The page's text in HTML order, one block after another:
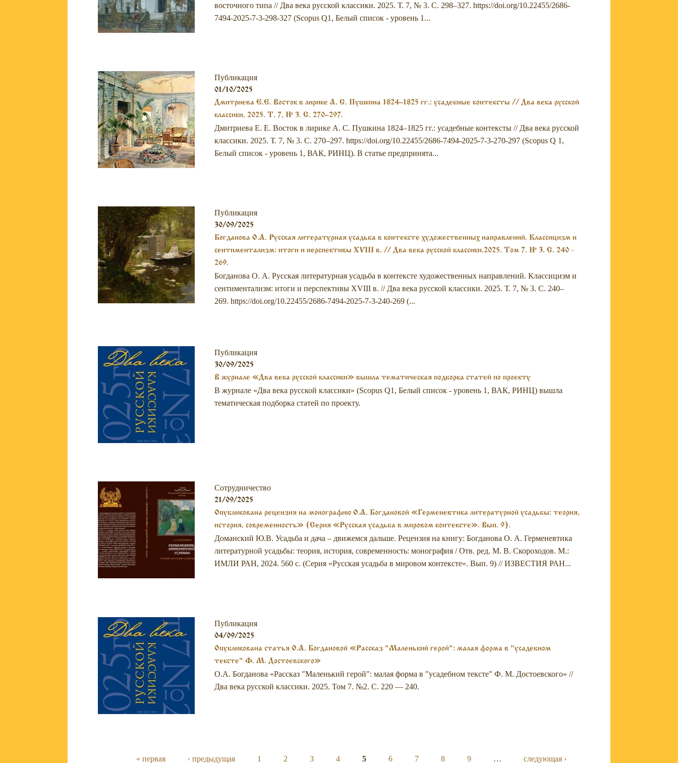
восточного типа // Два века русской классики. 2025. Т. 7, № 3. С. 298–327. https://doi.org/10.22455/2686-
7494-2025-7-3-298-327 (Scopus Q1, Белый список - уровень 1...
Публикация
01/10/2025
Дмитриева Е.Е. Восток в лирике А. С. Пушкина 1824–1825 гг.: усадебные контексты // Два века русской
классики. 2025. Т. 7, № 3. С. 270–297.
Дмитриева Е. Е. Восток в лирике А. С. Пушкина 1824–1825 гг.: усадебные контексты // Два века русской
классики. 2025. Т. 7, № 3. С. 270–297. https://doi.org/10.22455/2686-7494-2025-7-3-270-297 (Scopus Q 1,
Белый список - уровень 1, ВАК, РИНЦ). В статье предпринята...
Публикация
30/09/2025
Богданова О.А. Русская литературная усадьба в контексте художественных направлений. Классицизм и
сентиментализм: итоги и перспективы XVIII в. // Два века русской классики.2025. Том 7. № 3. С. 240 -
269.
Богданова О. А. Русская литературная усадьба в контексте художественных направлений. Классицизм и
сентиментализм: итоги и перспективы XVIII в. // Два века русской классики. 2025. Т. 7, № 3. С. 240–
269. https://doi.org/10.22455/2686-7494-2025-7-3-240-269 (...
Публикация
30/09/2025
В журнале «Два века русской классики» вышла тематическая подборка статей по проекту
В журнале «Два века русской классики» (Scopus Q1, Белый список - уровень 1, ВАК, РИНЦ) вышла
тематическая подборка статей по проекту.
Сотрудничество
21/09/2025
Опубликована рецензия на монографию О.А. Богдановой «Герменевтика литературной усадьбы: теория,
история, современность» (Серия «Русская усадьба в мировом контексте». Вып. 9).
Доманский Ю.В. Усадьба и дача – движемся дальше. Рецензия на книгу: Богданова О. А. Герменевтика
литературной усадьбы: теория, история, современность: монография / Отв. ред. М. В. Скороходов. М.:
ИМЛИ РАН, 2024. 560 с. (Серия «Русская усадьба в мировом контексте». Вып. 9) // ИЗВЕСТИЯ РАН...
Публикация
04/09/2025
Опубликована статья О.А. Богдановой «Рассказ "Маленький герой": малая форма в "усадебном
тексте" Ф. М. Достоевского»
О.А. Богданова «Рассказ "Маленький герой": малая форма в "усадебном тексте" Ф. М. Достоевского» //
Два века русской классики. 2025. Том 7. №2. С. 220 — 240.
« первая ‹ предыдущая 1 2 3 4 5 6 7 8 9 … следующая ›